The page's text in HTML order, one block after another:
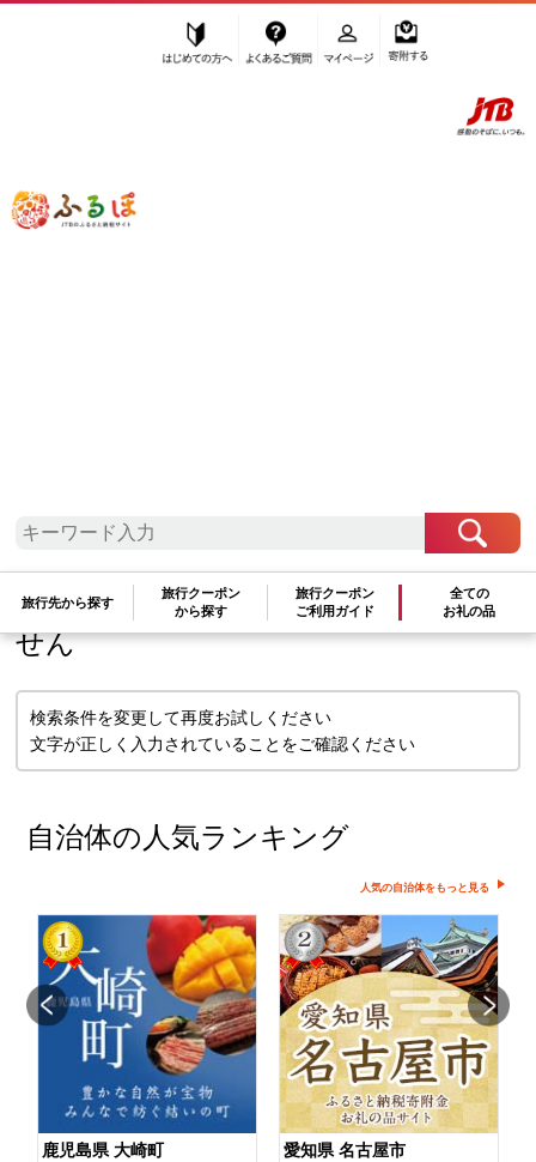
ふるぽ JTBのふるさと納税サイト
旅行先から探す
旅行クーポン
から探す
旅行クーポン
ご利用ガイド
全ての
お礼の品
「ふるさと納税」TOP
検索条件に一致するお礼の品はありま
せん
検索条件を変更して再度お試しください
文字が正しく入力されていることをご確認ください
自治体の人気ランキング
人気の自治体をもっと見る
鹿児島県 大崎町 愛知県 名古屋市